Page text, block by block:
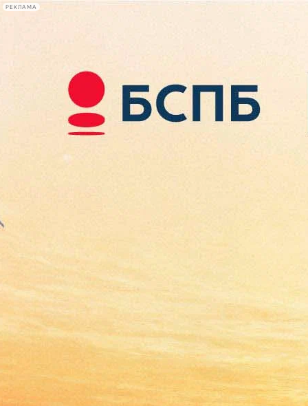
РЕКЛАМА
Сегодня:
2026.08.09
05:00
Афиша Plus